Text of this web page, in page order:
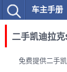
车主手册
二手凯迪拉
免费提供二手